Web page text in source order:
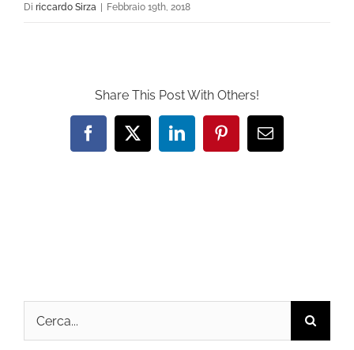
Di riccardo Sirza | Febbraio 19th, 2018
Share This Post With Others!
Facebook
X LinkedInPinterestEmail
Cerca
per: